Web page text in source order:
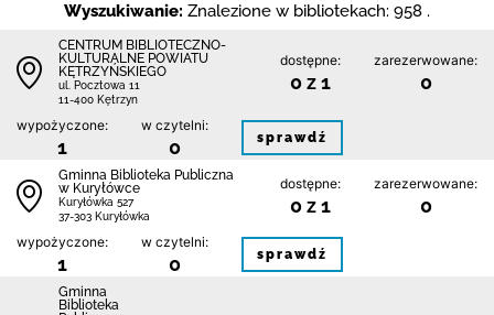
Wyszukiwanie: Znalezione w bibliotekach: 958 .
CENTRUM BIBLIOTECZNO-
KULTURALNE POWIATU
KĘTRZYŃSKIEGO
ul. Pocztowa 11
11-400 Kętrzyn
dostępne:
0 z 1
zarezerwowane:
0
wypożyczone:
1
w czytelni:
0 sprawdź
Gminna Biblioteka Publiczna
w Kuryłówce
Kuryłówka 527
37-303 Kuryłówka
dostępne:
0 z 1
zarezerwowane:
0
wypożyczone:
1
w czytelni:
0 sprawdź
Gminna
Biblioteka